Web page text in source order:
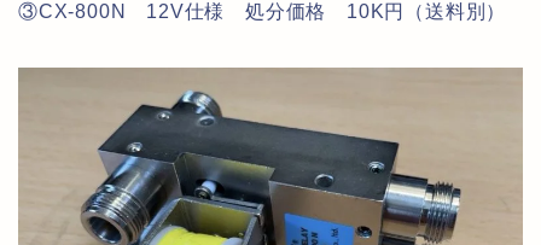
③CX-800N 12V仕様 処分価格 10K円（送料別）